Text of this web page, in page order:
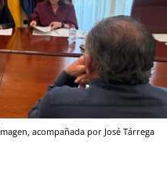
acompañada por José Tárrega